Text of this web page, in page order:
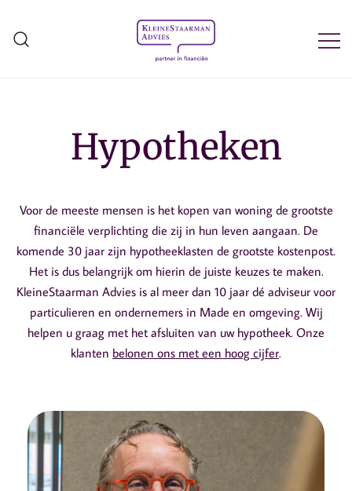
naar
Hypotheken
Voor de meeste mensen is het kopen van woning de grootste
financiële verplichting die zij in hun leven aangaan. De
komende 30 jaar zijn hypotheeklasten de grootste kostenpost.
Het is dus belangrijk om hierin de juiste keuzes te maken.
KleineStaarman Advies is al meer dan 10 jaar dé adviseur voor
particulieren en ondernemers in Made en omgeving. Wij
helpen u graag met het afsluiten van uw hypotheek. Onze
klanten belonen ons met een hoog cijfer.